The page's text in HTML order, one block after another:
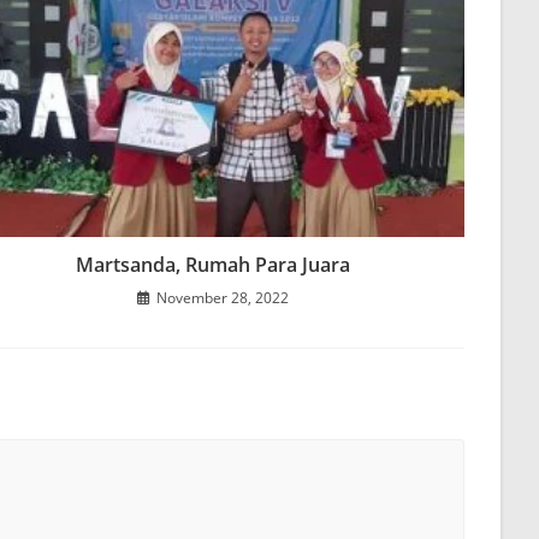
Martsanda, Rumah Para Juara
November 28, 2022